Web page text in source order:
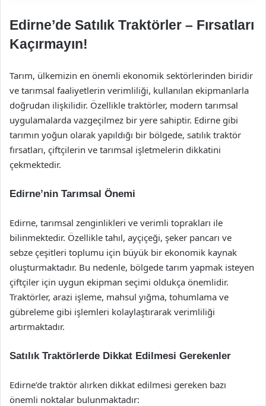
Edirne’de Satılık Traktörler – Fırsatları
Kaçırmayın!
Tarım, ülkemizin en önemli ekonomik sektörlerinden biridir
ve tarımsal faaliyetlerin verimliliği, kullanılan ekipmanlarla
doğrudan ilişkilidir. Özellikle traktörler, modern tarımsal
uygulamalarda vazgeçilmez bir yere sahiptir. Edirne gibi
tarımın yoğun olarak yapıldığı bir bölgede, satılık traktör
fırsatları, çiftçilerin ve tarımsal işletmelerin dikkatini
çekmektedir.
Edirne’nin Tarımsal Önemi
Edirne, tarımsal zenginlikleri ve verimli toprakları ile
bilinmektedir. Özellikle tahıl, ayçiçeği, şeker pancarı ve
sebze çeşitleri toplumu için büyük bir ekonomik kaynak
oluşturmaktadır. Bu nedenle, bölgede tarım yapmak isteyen
çiftçiler için uygun ekipman seçimi oldukça önemlidir.
Traktörler, arazi işleme, mahsul yığma, tohumlama ve
gübreleme gibi işlemleri kolaylaştırarak verimliliği
artırmaktadır.
Satılık Traktörlerde Dikkat Edilmesi Gerekenler
Edirne’de traktör alırken dikkat edilmesi gereken bazı
önemli noktalar bulunmaktadır: